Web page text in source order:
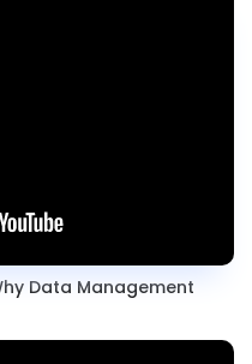
Data Management